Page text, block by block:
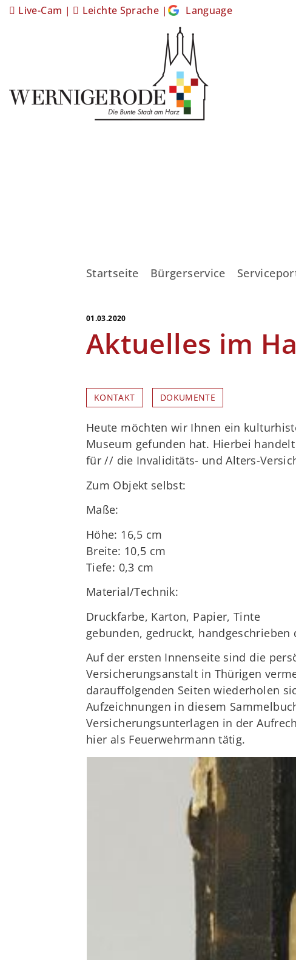
Live-Cam | Leichte Sprache | Language
Startseite Bürgerservice
01.03.2020
Aktuelles im
KONTAKT DOKUMENTE
Heute möchten wir Ihnen ein
Museum gefunden hat. Hierbei
für // die Invaliditäts- und Alters-
Zum Objekt selbst:
Maße:
Höhe: 16,5 cm
Breite: 10,5 cm
Tiefe: 0,3 cm
Material/Technik:
Druckfarbe, Karton, Papier, Tinte
gebunden, gedruckt,
Auf der ersten Innenseite sind die
Versicherungsanstalt in Thürigen
darauffolgenden Seiten wiederholen
Aufzeichnungen in diesem
Versicherungsunterlagen in der
hier als Feuerwehrmann tätig.